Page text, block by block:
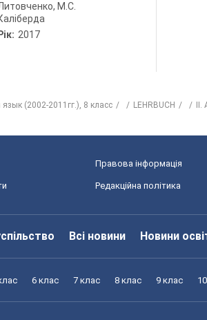
М.С.
Рік: 2017
(2002-2011гг.), 8 класс LEHRBUCH
Правова інформація
Редакційна політика
Всі новини Новини
6 клас 7 клас 8 клас 9 клас